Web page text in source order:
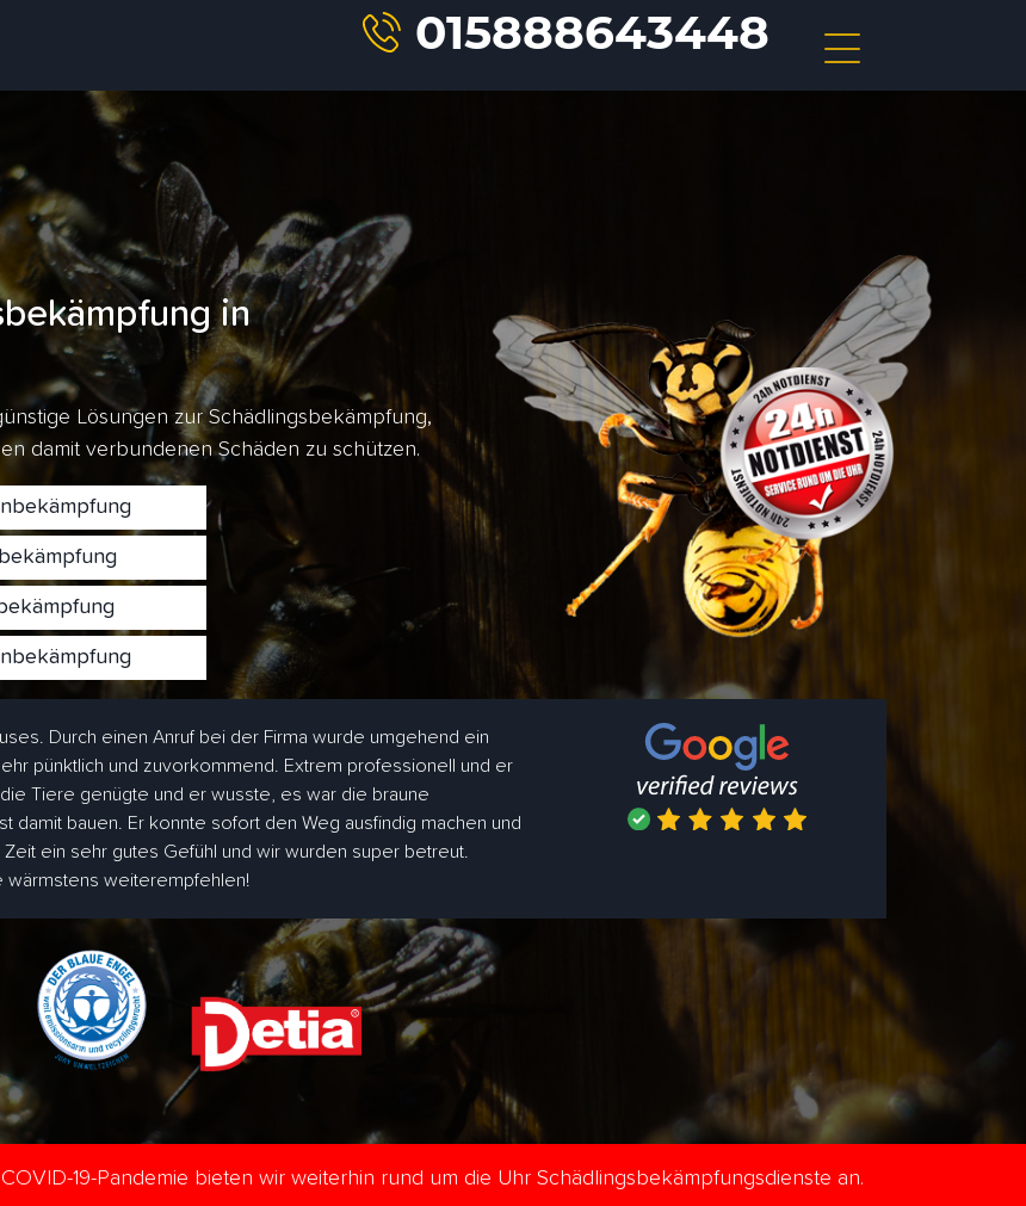
in
Lösungen zur Schädlingsbekämpfung,
damit verbundenen Schäden zu schützen.
Durch einen Anruf bei der Firma wurde umgehend ein
pünktlich und zuvorkommend. Extrem professionell und er
Tiere genügte und er wusste, es war die braune
bauen. Er konnte sofort den Weg ausfindig machen und
ein sehr gutes Gefühl und wir wurden super betreut.
wärmstens weiterempfehlen!
19-Pandemie bieten wir weiterhin rund um die Uhr Schädlingsbekämpfungsdienste an.